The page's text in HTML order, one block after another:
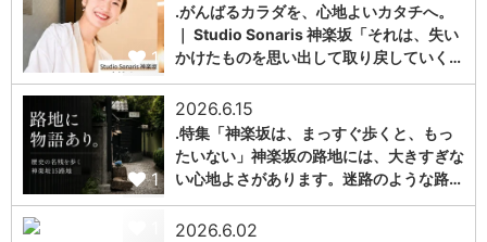
1
.がんばるカラダを、心地よいカタチへ。
｜ Studio Sonaris 神楽坂「それは、失い
かけたものを思い出して取り戻していく…
1
2026.6.15
.特集「神楽坂は、まっすぐ歩くと、もっ
たいない」神楽坂の路地には、大きすぎな
い心地よさがあります。迷路のような路…
2026.6.02